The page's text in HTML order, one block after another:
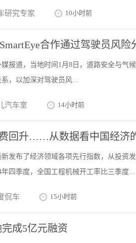
研究专家 10小时前
合作通过驾驶员风
报道，当地时间1月8日，道路安全与气
，以加深对驾驶员风...
汽车室 14小时前
回升……从数据看中国经济
新发布了经济领域各项先行指数，从投资
年四季度，全国工程机械开工率比三季度...
侃车 15小时前
完成5亿元融资